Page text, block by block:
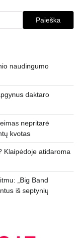
Paieška
naudingumo
daktaro
nepritarė
kvotas
Klaipėdoje atidaroma
„Big Band
iš septynių